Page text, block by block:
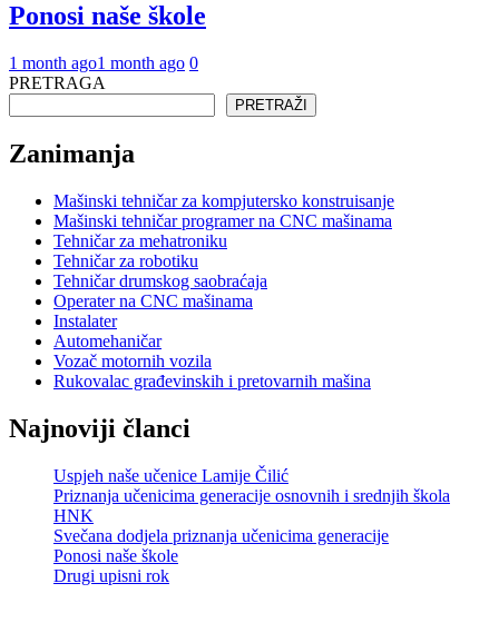
Ponosi naše škole
1 month ago1 month ago 0
PRETRAGA
PRETRAŽI
Zanimanja
Mašinski tehničar za kompjutersko konstruisanje
Mašinski tehničar programer na CNC mašinama
Tehničar za mehatroniku
Tehničar za robotiku
Tehničar drumskog saobraćaja
Operater na CNC mašinama
Instalater
Automehaničar
Vozač motornih vozila
Rukovalac građevinskih i pretovarnih mašina
Najnoviji članci
Uspjeh naše učenice Lamije Čilić
Priznanja učenicima generacije osnovnih i srednjih škola
HNK
Svečana dodjela priznanja učenicima generacije
Ponosi naše škole
Drugi upisni rok